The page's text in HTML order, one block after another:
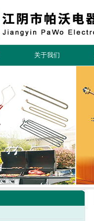
关于我们